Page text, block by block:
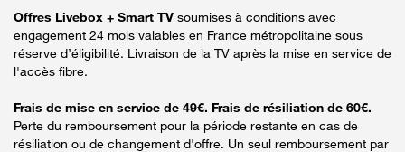
Offres Livebox + Smart TV soumises à conditions avec
engagement 24 mois valables en France métropolitaine sous
réserve d’éligibilité. Livraison de la TV après la mise en service de
l'accès fibre.
Frais de mise en service de 49€. Frais de résiliation de 60€.
Perte du remboursement pour la période restante en cas de
résiliation ou de changement d'offre. Un seul remboursement par